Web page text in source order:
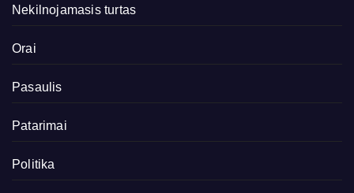
Nekilnojamasis turtas
Orai
Pasaulis
Patarimai
Politika